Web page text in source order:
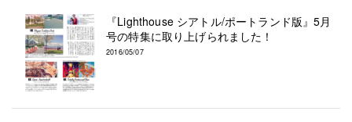
『Lighthouse シアトル/ポートランド版』5月
号の特集に取り上げられました！
2016/05/07